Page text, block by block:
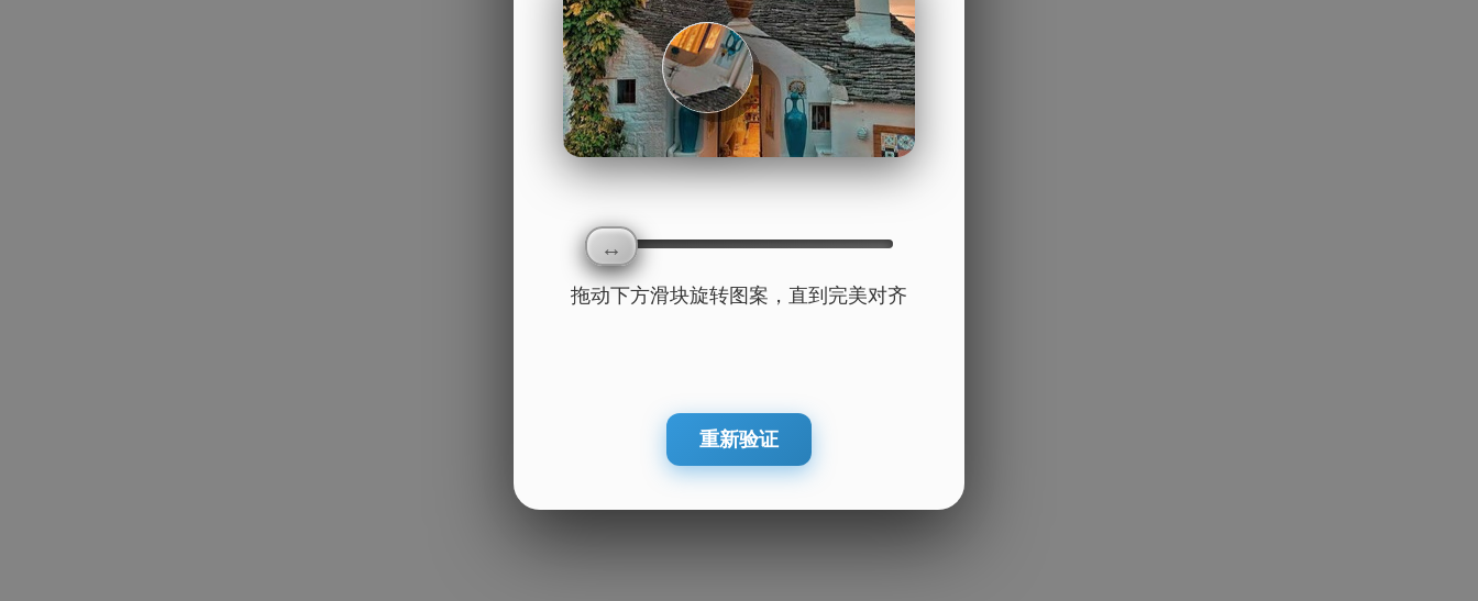
拖动下方滑块旋转图案，直到完美对齐
重新验证